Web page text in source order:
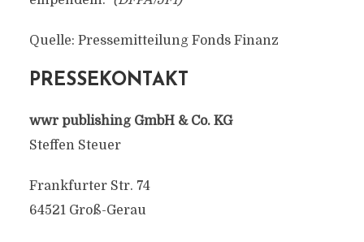
Quelle: Pressemitteilung Fonds Finanz
PRESSEKONTAKT
wwr publishing GmbH & Co. KG
Steffen Steuer
Frankfurter Str. 74
64521 Groß-Gerau